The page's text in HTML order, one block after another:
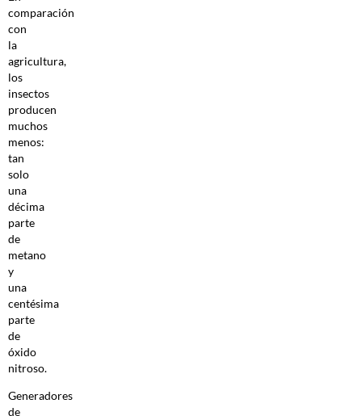
comparación
con
la
agricultura,
los
insectos
producen
muchos
menos:
tan
solo
una
décima
parte
de
metano
y
una
centésima
parte
de
óxido
nitroso.
Generadores
de